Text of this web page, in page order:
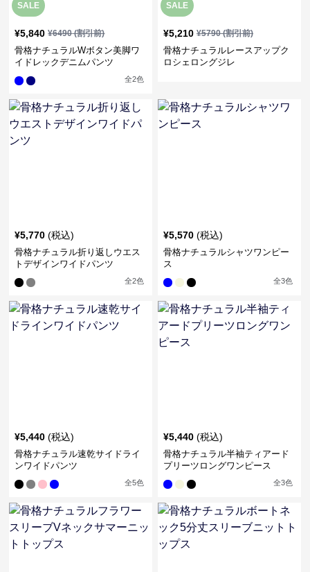
SALE
¥5,840 ¥6490(割引前)
骨格ナチュラルWボタン美脚ワ
イドレックデニムパンツ
全2色
SALE
¥5,210 ¥5790(割引前)
骨格ナチュラルレースアップク
ロシェロングジレ
¥5,770 (税込)
骨格ナチュラル折り返しウエス
トデザインワイドパンツ
全2色
¥5,570 (税込)
骨格ナチュラルシャツワンピー
ス
全3色
¥5,440 (税込)
骨格ナチュラル速乾サイドライ
ンワイドパンツ
全5色
¥5,440 (税込)
骨格ナチュラル半袖ティアード
プリーツロングワンピース
全3色